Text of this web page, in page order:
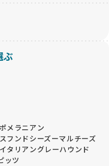
ぶ
ポメラニアン
フンドシーズーマルチーズ
イタリアングレーハウンド
ッツ